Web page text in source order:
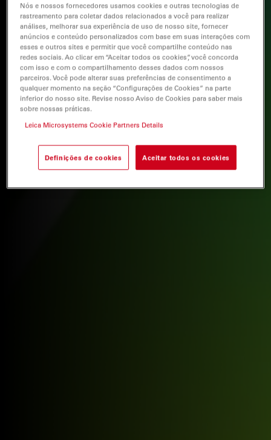
Nós e nossos fornecedores usamos cookies e outras tecnologias de
rastreamento para coletar dados relacionados a você para realizar
análises, melhorar sua experiência de uso de nosso site, fornecer
anúncios e conteúdo personalizados com base em suas interações com
esses e outros sites e permitir que você compartilhe conteúdo nas
redes sociais. Ao clicar em “Aceitar todos os cookies”, você concorda
com isso e com o compartilhamento desses dados com nossos
parceiros. Você pode alterar suas preferências de consentimento a
qualquer momento na seção “Configurações de Cookies” na parte
inferior do nosso site. Revise nosso Aviso de Cookies para saber mais
sobre nossas práticas.
Leica Microsystems Cookie Partners Details
Definições de cookies Aceitar todos os cookies